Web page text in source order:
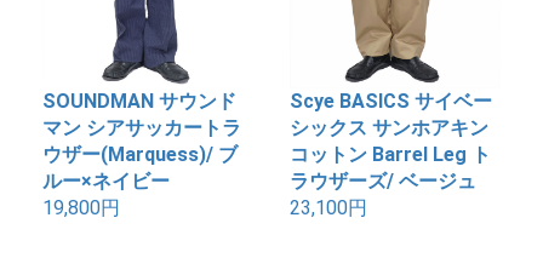
SOUNDMAN サウンド
マン シアサッカートラ
ウザー(Marquess)/ ブ
ルー×ネイビー
19,800円
Scye BASICS サイベー
シックス サンホアキン
コットン Barrel Leg ト
ラウザーズ/ ベージュ
23,100円